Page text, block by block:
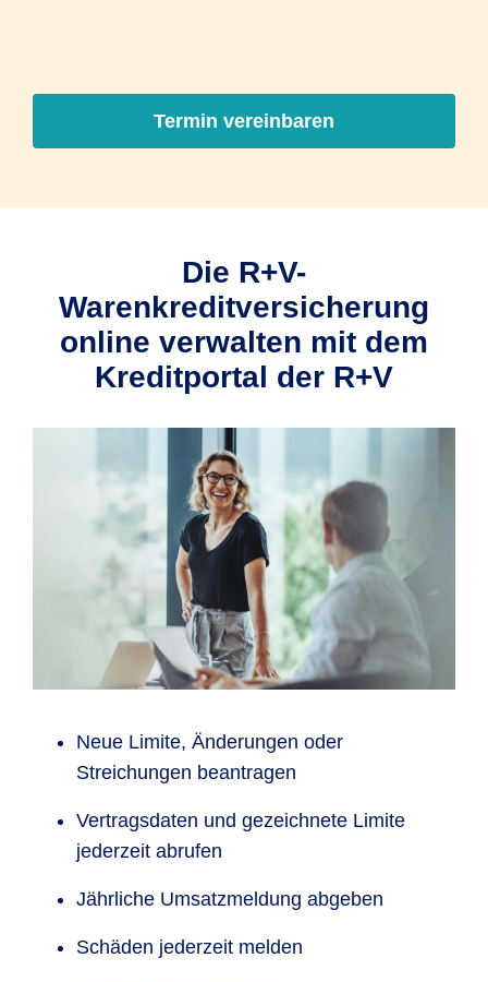
Termin vereinbaren
Die R+V-
Warenkreditversicherung
online verwalten mit dem
Kreditportal der R+V
Neue Limite, Änderungen oder
Streichungen beantragen
Vertragsdaten und gezeichnete Limite
jederzeit abrufen
Jährliche Umsatzmeldung abgeben
Schäden jederzeit melden